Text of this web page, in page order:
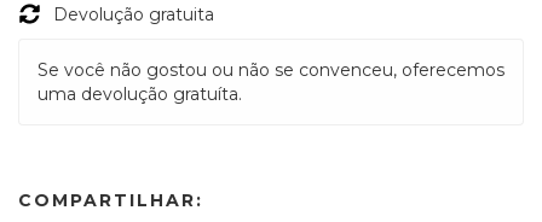
Devolução gratuita
Se você não gostou ou não se convenceu, oferecemos
uma devolução gratuíta.
COMPARTILHAR: